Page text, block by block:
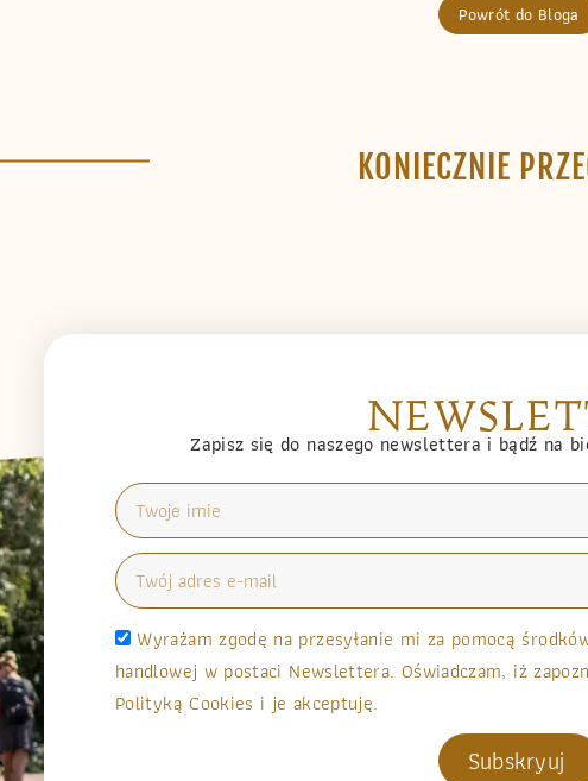
Powrót do Bloga
KONIECZNIE
Zapisz się do naszego newslettera i bądź na
Wyrażam zgodę na przesyłanie mi za pomocą
handlowej w postaci Newslettera. Oświadczam, iż
Polityką Cookies i je akceptuję.
Subskryuj